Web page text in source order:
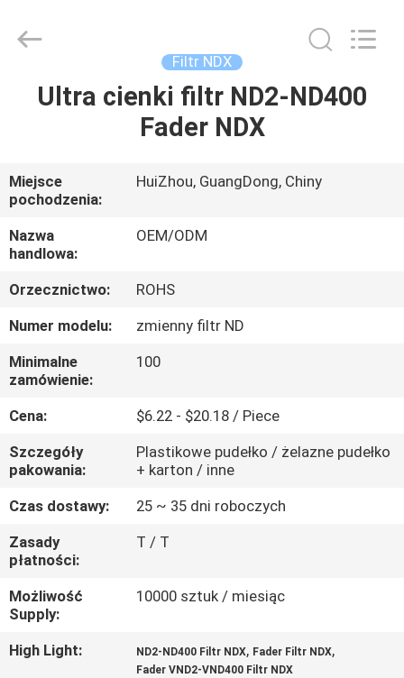
DOM
O
NAS
WYCIECZKA
PO
FABRYCE
KONTROLA
JAKOŚCI
SKONTAKTUJ
SIĘ
Z
NAMI
POPROSIĆ
Technology
Ltd..
Filtr NDX
Ultra cienki filtr ND2-ND400
Fader NDX
Miejsce
pochodzenia:
HuiZhou, GuangDong, Chiny
Nazwa
handlowa:
OEM/ODM
Orzecznictwo:
ROHS
Numer modelu:
zmienny filtr ND
Minimalne
zamówienie:
100
Cena:
$6.22 - $20.18 / Piece
Szczegóły
pakowania:
Plastikowe pudełko / żelazne pudełko
+ karton / inne
Czas dostawy:
25 ~ 35 dni roboczych
Zasady
płatności:
T / T
Możliwość
Supply:
10000 sztuk / miesiąc
High Light: ND2-ND400 Filtr NDX, Fader Filtr NDX,
Fader VND2-VND400 Filtr NDX